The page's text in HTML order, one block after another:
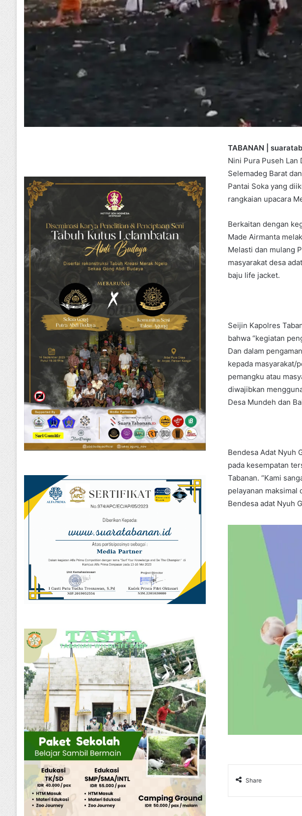
TABANAN |
Nini Pura Puseh Lan
Selemadeg Barat
Pantai Soka yang
rangkaian upacara
Berkaitan dengan
Made Airmanta
Melasti dan mulang
masyarakat desa
baju life jacket.
Seijin Kapolres
bahwa “kegiatan
Dan dalam
kepada masyarakat/
pemangku atau
diwajibkan
Desa Mundeh dan
Bendesa Adat Nyuh
pada kesempatan
Tabanan. “Kami
pelayanan maksimal
Bendesa adat Nyuh
Share